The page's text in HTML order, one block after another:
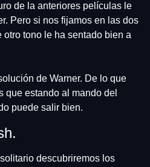
de la anteriores películas le
Pero si nos fijamos en las dos
tono le ha sentado bien a
de Warner. De lo que
que estando al mando del
puede salir bien.
descubriremos los